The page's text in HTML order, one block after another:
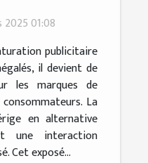
01:08
publicitaire
il devient de
les marques de
La
en alternative
une interaction
Cet exposé...